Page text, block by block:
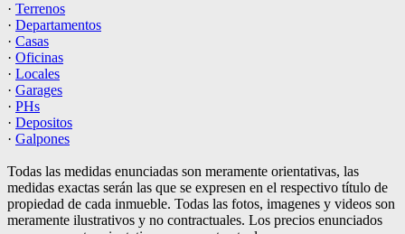
· Terrenos
· Departamentos
· Casas
· Oficinas
· Locales
· Garages
· PHs
· Depositos
· Galpones
Todas las medidas enunciadas son meramente orientativas, las
medidas exactas serán las que se expresen en el respectivo título de
propiedad de cada inmueble. Todas las fotos, imagenes y videos son
meramente ilustrativos y no contractuales. Los precios enunciados